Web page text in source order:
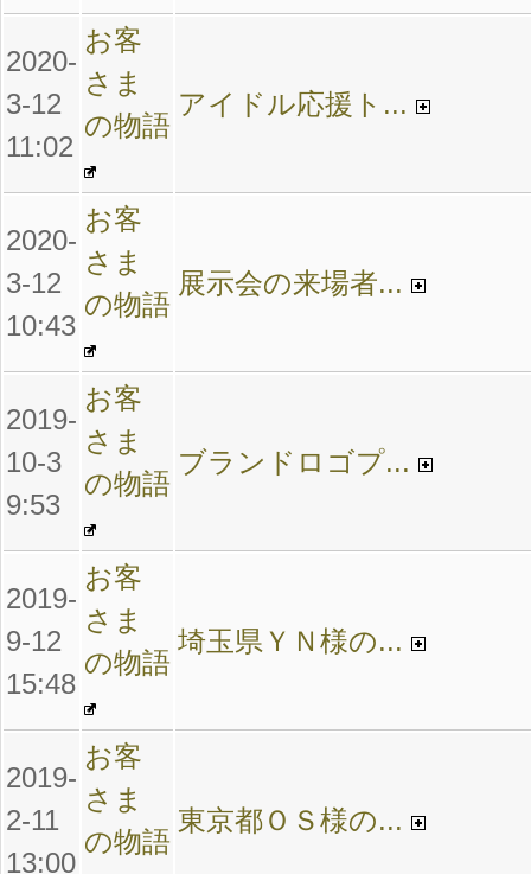
2020-
3-12
11:02
お客
さま
の物語
アイドル応援ト...
2020-
3-12
10:43
お客
さま
の物語
展示会の来場者...
2019-
10-3
9:53
お客
さま
の物語
ブランドロゴプ...
2019-
9-12
15:48
お客
さま
の物語
埼玉県ＹＮ様の...
2019-
2-11
13:00
お客
さま
の物語
東京都ＯＳ様の...